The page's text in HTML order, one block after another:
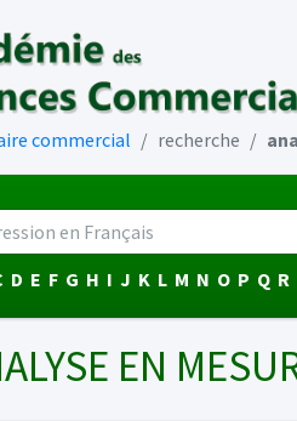
commercial recherche
D E F G H I J K L M N O P Q R
EN